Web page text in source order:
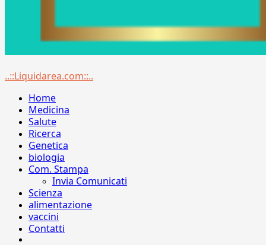
Menu
..::Liquidarea.com::..
Home
Medicina
Salute
Ricerca
Genetica
biologia
Com. Stampa
Invia Comunicati
Scienza
alimentazione
vaccini
Contatti